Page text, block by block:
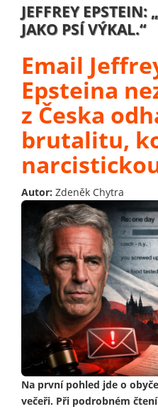
JEFFREY
JAKO PSÍ VÝKAL.“
Email
Epsteina
z Česka
brutalitu,
Autor: Zdeněk Chytra
Na první pohled jde o
večeři. Při podrobném